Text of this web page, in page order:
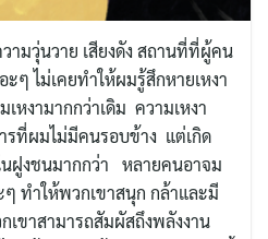
ามวุ่นวาย เสียงดัง สถานที่ที่ผู้คน
ๆ ไม่เคยทำให้ผมรู้สึกหายเหงา
หงามากกว่าเดิม ความเหงา
รที่ผมไม่มีคนรอบข้าง แต่เกิด
นฝูงชนมากกว่า หลายคนอาจม
ๆ ทำให้พวกเขาสนุก กล้าและมี
เขาสามารถสัมผัสถึงพลังงาน